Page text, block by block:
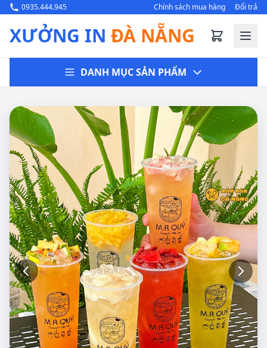
0935.444.945 Chính sách mua hàng Đổi trả
XƯỞNG IN ĐÀ NẴNG
DANH MỤC SẢN PHẨM